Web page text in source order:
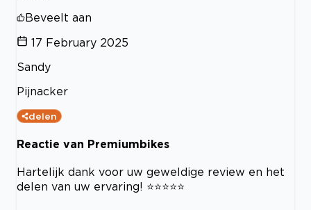
Beveelt aan
17 February 2025
Sandy
Pijnacker
delen
Reactie van Premiumbikes
Hartelijk dank voor uw geweldige review en het
delen van uw ervaring! ⭐⭐⭐⭐⭐